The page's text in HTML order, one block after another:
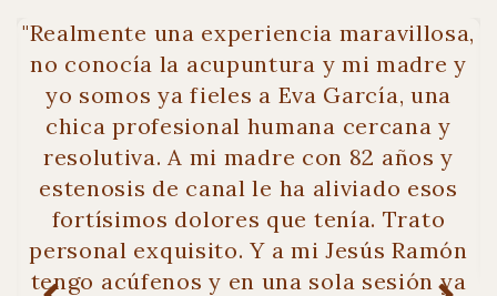
"Realmente una experiencia maravillosa,
no conocía la acupuntura y mi madre y
yo somos ya fieles a Eva García, una
chica profesional humana cercana y
resolutiva. A mi madre con 82 años y
estenosis de canal le ha aliviado esos
fortísimos dolores que tenía. Trato
personal exquisito. Y a mi Jesús Ramón
tengo acúfenos y en una sola sesión ya